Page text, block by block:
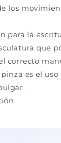
los
para la
que
correcto
es el uso